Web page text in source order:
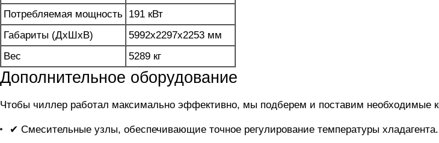
Потребляемая мощность 191 кВт
Габариты (ДхШхВ)
5992х2297х2253 мм
Вес
5289 кг
Дополнительное оборудование
Чтобы чиллер работал максимально эффективно, мы подберем и поставим необходимые
✔ Смесительные узлы, обеспечивающие точное регулирование температуры хладагента.